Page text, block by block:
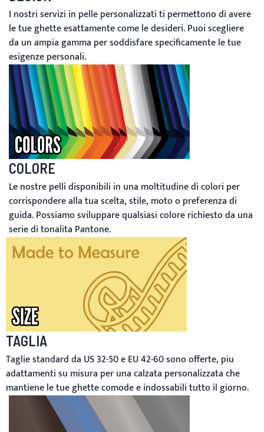
I nostri servizi in pelle personalizzati ti permettono di avere
le tue ghette esattamente come le desideri. Puoi scegliere
da un ampia gamma per soddisfare specificamente le tue
esigenze personali.
COLORE
Le nostre pelli disponibili in una moltitudine di colori per
corrispondere alla tua scelta, stile, moto o preferenza di
guida. Possiamo sviluppare qualsiasi colore richiesto da una
serie di tonalita Pantone.
TAGLIA
Taglie standard da US 32-50 e EU 42-60 sono offerte, piu
adattamenti su misura per una calzata personalizzata che
mantiene le tue ghette comode e indossabili tutto il giorno.